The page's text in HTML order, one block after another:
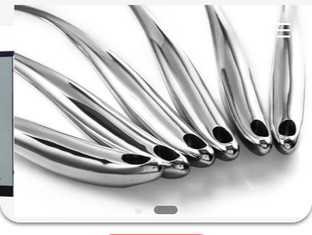
घर
उत्पाद
हमारे
बारे
में
Ruideer
Metallurgy
Rights
Reserved.